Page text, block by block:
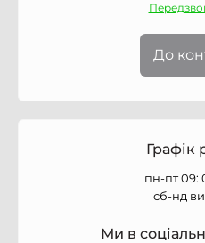
До
Графік
пн-пт 09:
сб-нд
Ми в